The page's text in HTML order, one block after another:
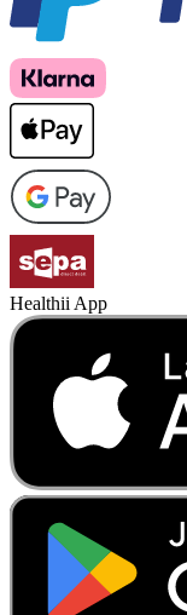
Healthii App